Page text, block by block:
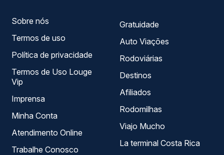
Sobre nós
Termos de uso
Política de privacidade
Termos de Uso Louge
Vip
Imprensa
Minha Conta
Atendimento Online
Trabalhe Conosco
Gratuidade
Auto Viações
Rodoviárias
Destinos
Afiliados
Rodomilhas
Viajo Mucho
La terminal Costa Rica